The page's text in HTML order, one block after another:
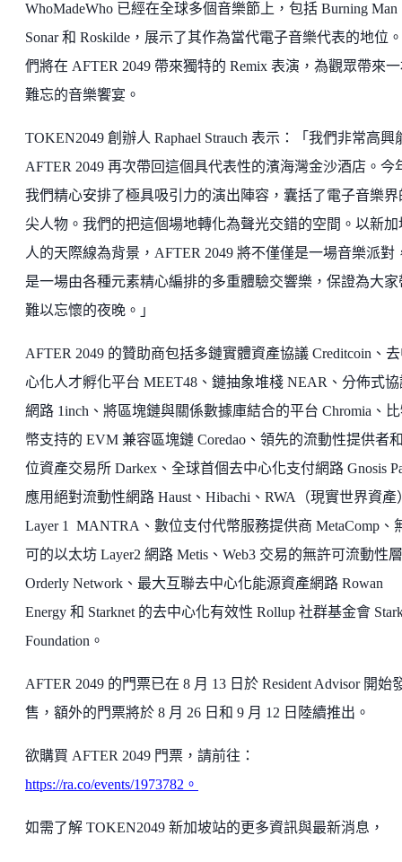
WhoMadeWho 已經在全球多個音樂節上，包括 Burning Man
Sonar 和 Roskilde，展示了其作為當代電子音樂代表的地位
們將在 AFTER 2049 帶來獨特的 Remix 表演，為觀眾帶來
難忘的音樂饗宴。
TOKEN2049 創辦人 Raphael Strauch 表示：「我們非常高興
AFTER 2049 再次帶回這個具代表性的濱海灣金沙酒店。今
我們精心安排了極具吸引力的演出陣容，囊括了電子音樂界
尖人物。我們的把這個場地轉化為聲光交錯的空間。以新加
人的天際線為背景，AFTER 2049 將不僅僅是一場音樂派對
是一場由各種元素精心編排的多重體驗交響樂，保證為大家
難以忘懷的夜晚。」
AFTER 2049 的贊助商包括多鏈實體資產協議 Creditcoin、
心化人才孵化平台 MEET48、鏈抽象堆棧 NEAR、分佈式協
網路 1inch、將區塊鏈與關係數據庫結合的平台 Chromia、
幣支持的 EVM 兼容區塊鏈 Coredao、領先的流動性提供者
位資產交易所 Darkex、全球首個去中心化支付網路 Gnosis
應用絕對流動性網路 Haust、Hibachi、RWA（現實世界資產
Layer 1 MANTRA、數位支付代幣服務提供商 MetaComp、
可的以太坊 Layer2 網路 Metis、Web3 交易的無許可流動性層
Orderly Network、最大互聯去中心化能源資產網路 Rowan
Energy 和 Starknet 的去中心化有效性 Rollup 社群基金會
Foundation。
AFTER 2049 的門票已在 8 月 13 日於 Resident Advisor 開始
售，額外的門票將於 8 月 26 日和 9 月 12 日陸續推出。
欲購買 AFTER 2049 門票，請前往：
https://ra.co/events/1973782。
如需了解 TOKEN2049 新加坡站的更多資訊與最新消息，